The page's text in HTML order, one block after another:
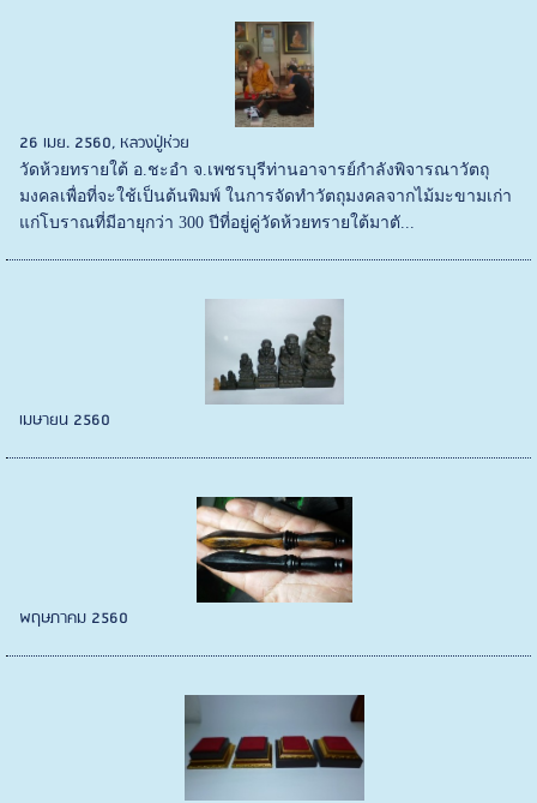
26 เมย. 2560, หลวงปู่ห่วย
วัดห้วยทรายใต้ อ.ชะอำ จ.เพชรบุรีท่านอาจารย์กำลังพิจารณาวัตถุ
มงคลเพื่อที่จะใช้เป็นต้นพิมพ์ ในการจัดทำวัตถุมงคลจากไม้มะขามเก่า
แก่โบราณที่มีอายุกว่า 300 ปีที่อยู่คู่วัดห้วยทรายใต้มาตั...
เมษายน 2560
พฤษภาคม 2560